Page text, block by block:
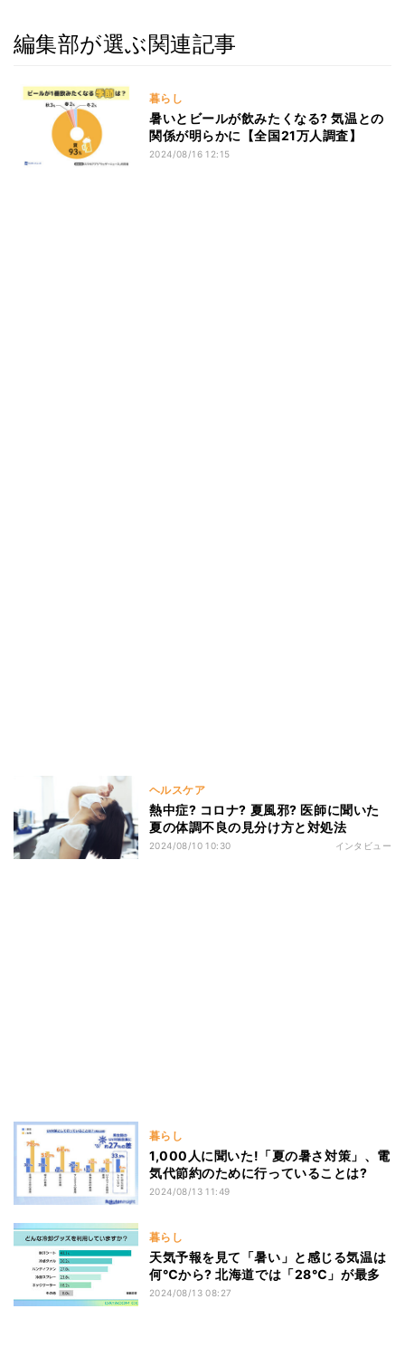
編集部が選ぶ関連記事
暮らし
暑いとビールが飲みたくなる? 気温との
関係が明らかに【全国21万人調査】
2024/08/16 12:15
ヘルスケア
熱中症? コロナ? 夏風邪? 医師に聞いた
夏の体調不良の見分け方と対処法
2024/08/10 10:30 インタビュー
暮らし
1,000人に聞いた!「夏の暑さ対策」、電
気代節約のために行っていることは?
2024/08/13 11:49
暮らし
天気予報を見て「暑い」と感じる気温は
何℃から? 北海道では「28℃」が最多
2024/08/13 08:27